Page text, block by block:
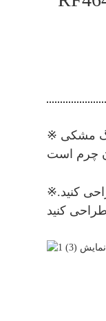
※ ما از فناوری آینه پلاستیکی برای جاسیگاری و پوشش پایینی استفاده می‌کنیم که شیک و جوان‌پسند است. این محصول برای جوانان بسیار مناسب است. رنگ مشکی
※کنید.